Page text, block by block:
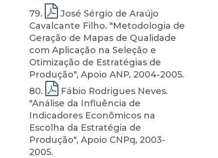
79.
José Sérgio de Araújo
Cavalcante Filho. "Metodologia de
Geração de Mapas de Qualidade
com Aplicação na Seleção e
Otimização de Estratégias de
Produção", Apoio ANP, 2004-2005.
80.
Fábio Rodrigues Neves.
"Análise da Influência de
Indicadores Econômicos na
Escolha da Estratégia de
Produção", Apoio CNPq, 2003-
2005.